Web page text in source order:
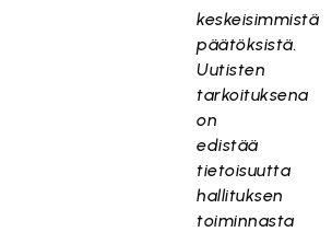
keskeisimmistä
päätöksistä.
Uutisten
tarkoituksena
on
edistää
tietoisuutta
hallituksen
toiminnasta